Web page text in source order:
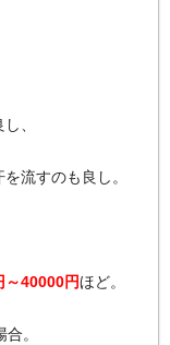
、
流すのも良し。
～40000円ほど。
。